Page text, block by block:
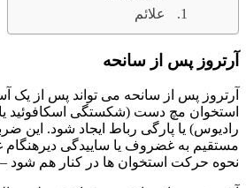
علائم
آرتروز پس از سانحه
آرتروز پس از سانحه می تواند پس از یک
استخوان مچ دست (شکستگی اسکافوئید
رادیوس) یا پارگی رباط ایجاد شود. این
مستقیم به غضروف یا ساییدگی دیرهنگام
نحوه حرکت استخوان ها در کنار هم شود –